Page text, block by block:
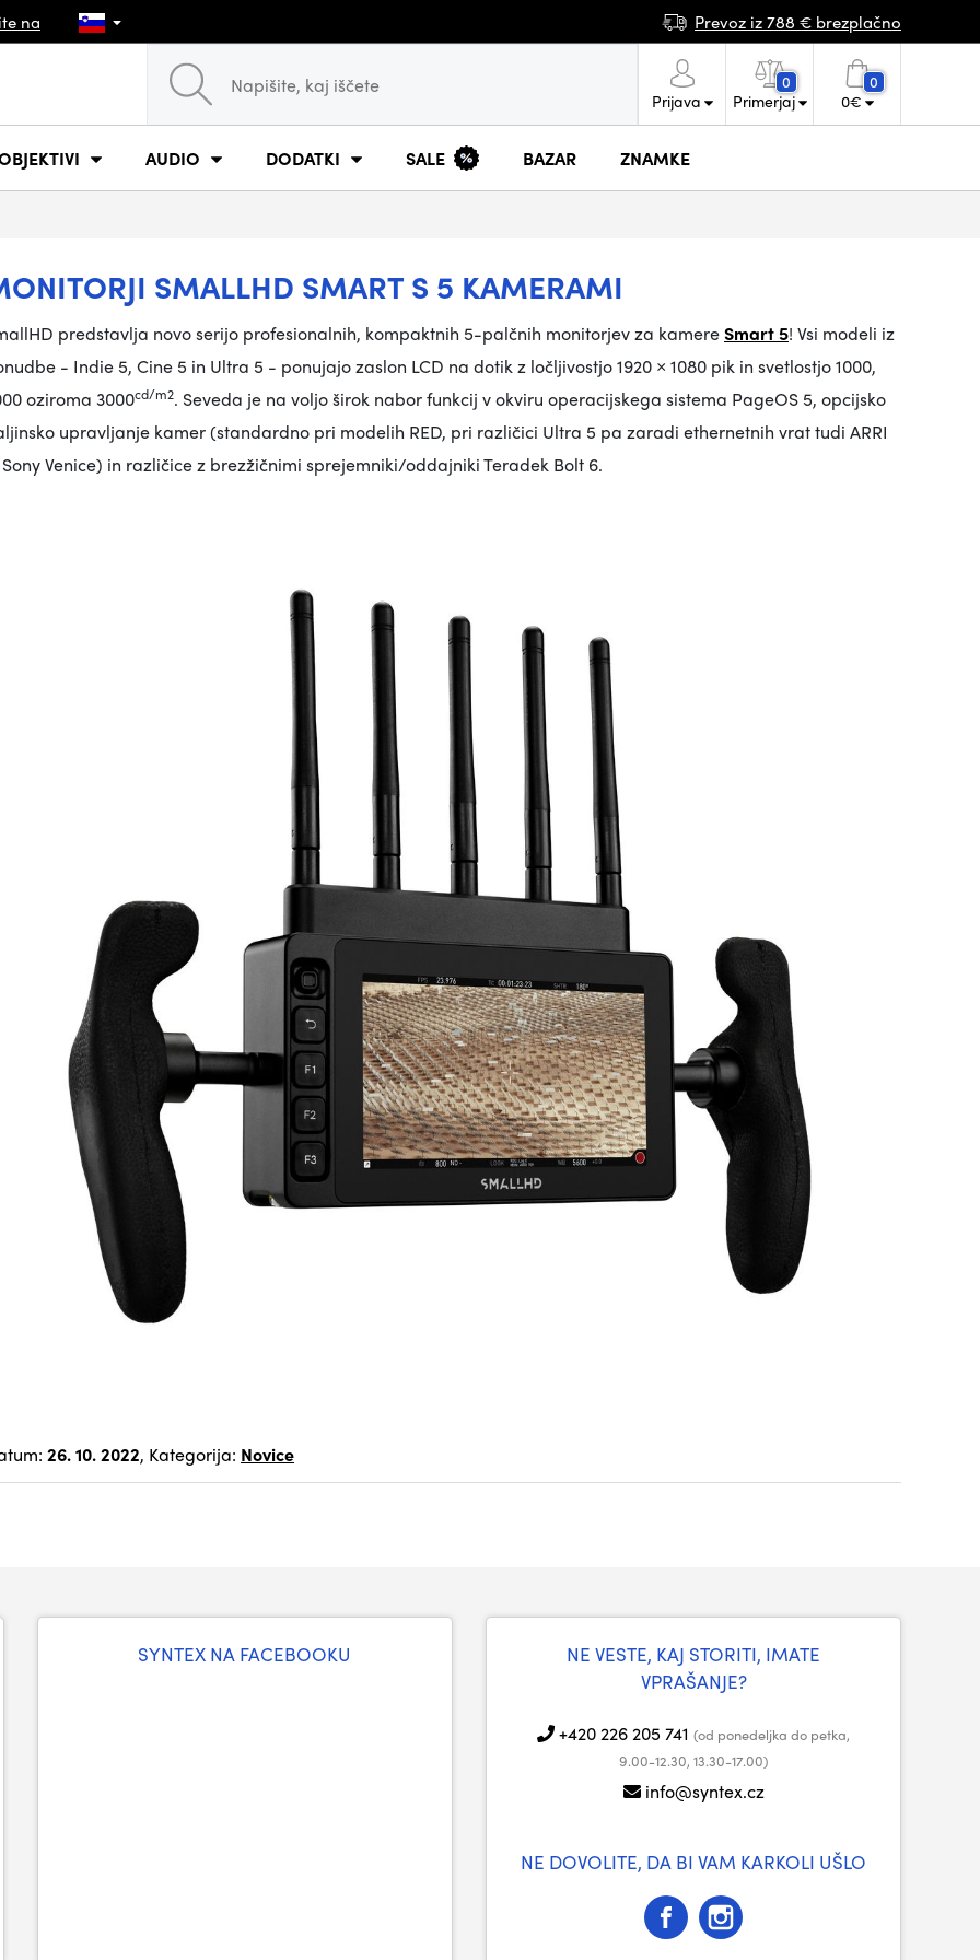
na Prevoz iz 788 € brezplačno
Prijava
0
Primerjaj
0
0€
AUDIO DODATKI SALE BAZAR ZNAMKE
SMALLHD SMART S 5 KAMERAMI
predstavlja novo serijo profesionalnih, kompaktnih 5-palčnih monitorjev za kamereSmart 5! Vsi modeli iz
- Indie 5, Cine 5 in Ultra 5 - ponujajo zaslon LCD na dotik z ločljivostjo 1920 × 1080 pik in svetlostjo 1000,
oziroma 3000cd/m2. Seveda je na voljo širok nabor funkcij v okviru operacijskega sistema PageOS 5, opcijsko
upravljanje kamer (standardno pri modelih RED, pri različici Ultra 5 pa zaradi ethernetnih vrat tudi ARRI
Venice) in različice z brezžičnimi sprejemniki/oddajniki Teradek Bolt 6.
26. 10. 2022, Kategorija: Novice
SYNTEX NA FACEBOOKU
NE VESTE, KAJ STORITI, IMATE
VPRAŠANJE?
+420 226 205 741 (od ponedeljka do petka,
9.00-12.30, 13.30-17.00)
info@syntex.cz
NE DOVOLITE, DA BI VAM KARKOLI UŠLO